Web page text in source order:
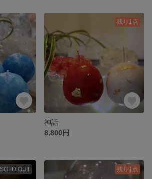
残り1点
神話
8,800円
SOLD OUT 残り1点